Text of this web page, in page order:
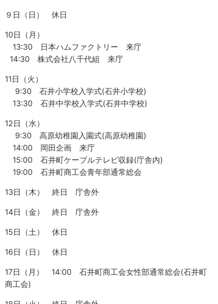
９日（日） 休日
10日（月）
13:30 日本ハムファクトリー 来庁
14:30 株式会社八千代組 来庁
11日（火）
9:30 石井小学校入学式(石井小学校)
13:30 石井中学校入学式(石井中学校)
12日（水）
9:30 高原幼稚園入園式(高原幼稚園)
14:00 岡田企画 来庁
15:00 石井町ケーブルテレビ収録(庁舎内)
19:00 石井町商工会青年部通常総会
13日（木） 終日 庁舎外
14日（金） 終日 庁舎外
15日（土） 休日
16日（日） 休日
17日（月） 14:00 石井町商工会女性部通常総会(石井町
商工会)